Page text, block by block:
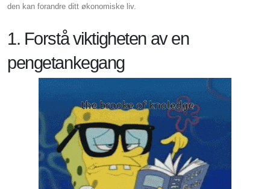
den kan forandre ditt økonomiske liv.
1. Forstå viktigheten av en
pengetankegang